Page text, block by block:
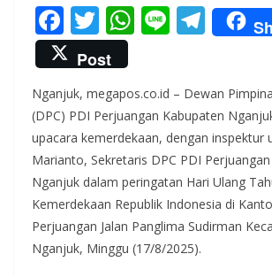
F
ac
e
b
o
o
k
T
w
itt
er
W
s
A
p
p
Li T
el
gr
a
m
Post
Nganjuk, megapos.co.id – Dewan
(DPC) PDI Perjuangan Kabupaten
upacara kemerdekaan, dengan inspektur
Marianto, Sekretaris DPC PDI
Nganjuk dalam peringatan Hari Ulang
Kemerdekaan Republik Indonesia di
Perjuangan Jalan Panglima Sudirman
Nganjuk, Minggu (17/8/2025).